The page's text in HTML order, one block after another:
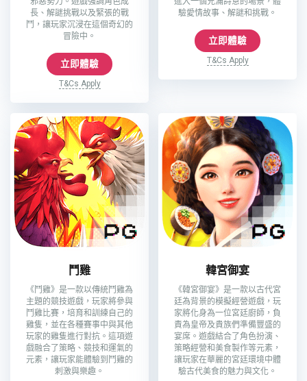
長、解謎挑戰以及緊張的戰
鬥，讓玩家沉浸在這個奇幻的
冒險中。
立即體驗
T&Cs Apply
驗愛情故事、解謎和挑戰。
立即體驗
T&Cs Apply
鬥雞
《鬥雞》是一款以傳統鬥雞為
主題的競技遊戲，玩家將參與
鬥雞比賽，培育和訓練自己的
雞隻，並在各種賽事中與其他
玩家的雞隻進行對抗。這項遊
戲融合了策略、競技和運氣的
元素，讓玩家能體驗到鬥雞的
刺激與樂趣。
韓宮御宴
《韓宮御宴》是一款以古代宮
廷為背景的模擬經營遊戲，玩
家將化身為一位宮廷廚師，負
責為皇帝及貴族們準備豐盛的
宴席。遊戲結合了角色扮演、
策略經營和美食製作等元素，
讓玩家在華麗的宮廷環境中體
驗古代美食的魅力與文化。